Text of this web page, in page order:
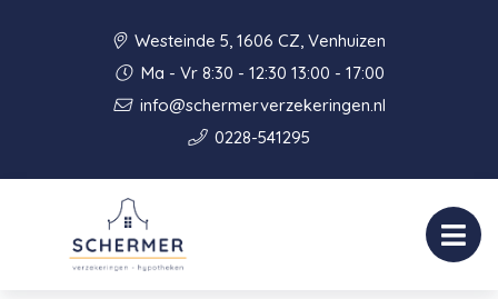
Westeinde 5, 1606 CZ, Venhuizen
Ma - Vr 8:30 - 12:30 13:00 - 17:00
info@schermerverzekeringen.nl
0228-541295